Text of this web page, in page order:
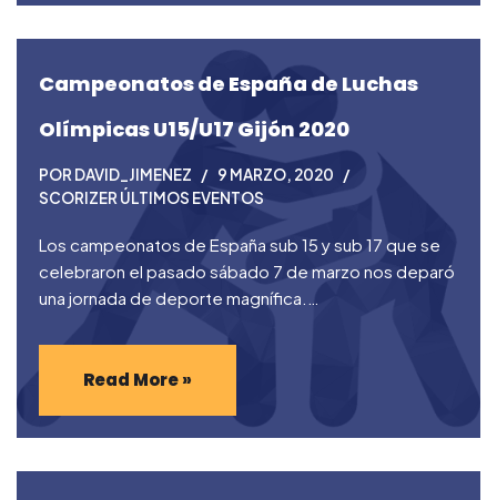
Campeonatos de España de Luchas
Olímpicas U15/U17 Gijón 2020
POR DAVID_JIMENEZ
9 MARZO, 2020
SCORIZER ÚLTIMOS EVENTOS
Los campeonatos de España sub 15 y sub 17 que se
celebraron el pasado sábado 7 de marzo nos deparó
una jornada de deporte magnífica.…
Read More »